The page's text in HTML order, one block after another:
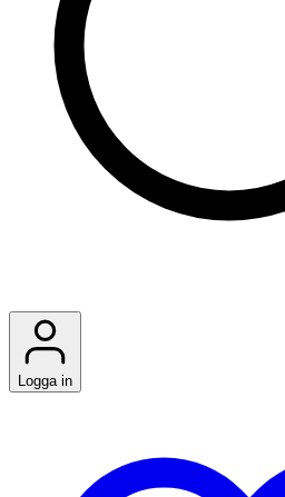
Logga in